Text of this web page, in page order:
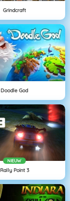
Grindcraft
Doodle God
NIEUW
Rally Point 3